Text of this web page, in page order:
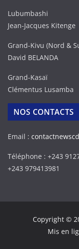
Lubumbashi
Jean-Jacques Kitenge
Grand-Kivu (Nord &
David BELANDA
Grand-Kasaï
Clémentus Lusamba
NOS CONTACTS
Email :
Téléphone : +243
+243 979413981
Copyright ©
Mis en